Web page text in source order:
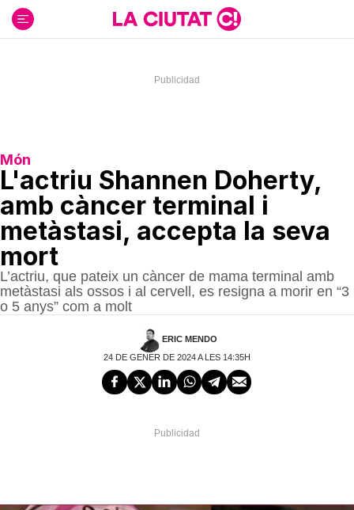
contenido
Món
L'actriu Shannen Doherty,
amb càncer terminal i
metàstasi, accepta la seva
mort
L’actriu, que pateix un càncer de mama terminal amb
metàstasi als ossos i al cervell, es resigna a morir en “3
o 5 anys” com a molt
ERIC MENDO
24 DE GENER DE 2024 A LES 14:35H